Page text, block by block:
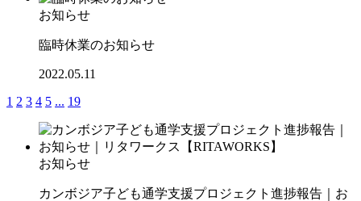
お知らせ
臨時休業のお知らせ
2022.05.11
1 2 3 4 5 ... 19
お知らせ
カンボジア子ども通学支援プロジェクト進捗報告｜お